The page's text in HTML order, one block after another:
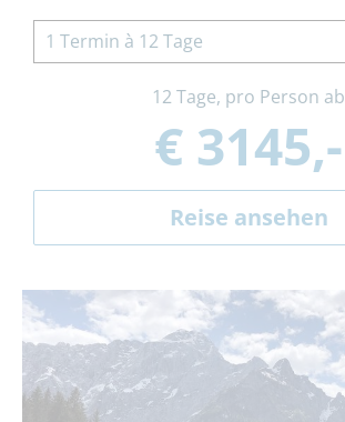
1 Termin à 12 Tage
12 Tage, pro Person ab
€ 3145,-
Reise ansehen